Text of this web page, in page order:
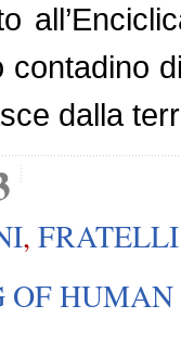
contadino
dalla
,
OF